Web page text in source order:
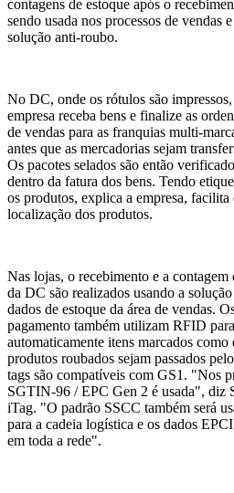
contagens de estoque após o
sendo usada nos processos de vendas
solução anti-roubo.
No DC, onde os rótulos são
empresa receba bens e finalize as
de vendas para as franquias multi-
antes que as mercadorias sejam
Os pacotes selados são então
dentro da fatura dos bens. Tendo
os produtos, explica a empresa,
localização dos produtos.
Nas lojas, o recebimento e a contagem
da DC são realizados usando a
dados de estoque da área de vendas.
pagamento também utilizam RFID
automaticamente itens marcados como
produtos roubados sejam passados
tags são compatíveis com GS1. "Nos
SGTIN-96 / EPC Gen 2 é usada", diz
iTag. "O padrão SSCC também será
para a cadeia logística e os dados
em toda a rede".